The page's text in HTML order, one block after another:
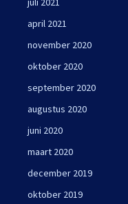
april 2021
november 2020
oktober 2020
september 2020
augustus 2020
juni 2020
maart 2020
december 2019
oktober 2019